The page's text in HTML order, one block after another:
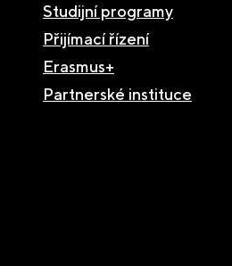
Studijní programy
Přijímací řízení
Erasmus+
Partnerské instituce